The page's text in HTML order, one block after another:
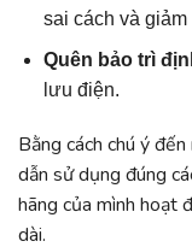
sai cách và
Quên bảo trì
lưu điện.
Bằng cách chú ý
dẫn sử dụng đúng
hãng của mình hoạt
dài.